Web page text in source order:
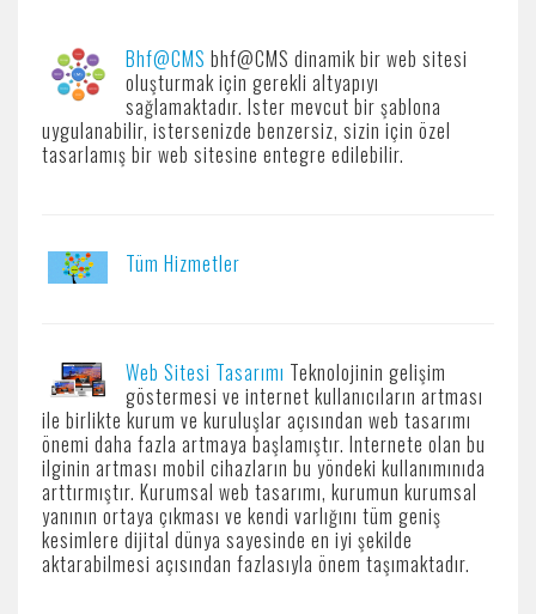
Bhf@CMS bhf@CMS dinamik bir web sitesi
oluşturmak için gerekli altyapıyı
sağlamaktadır. Ister mevcut bir şablona
uygulanabilir, istersenizde benzersiz, sizin için özel
tasarlamış bir web sitesine entegre edilebilir.
Tüm Hizmetler
Web Sitesi Tasarımı Teknolojinin gelişim
göstermesi ve internet kullanıcıların artması
ile birlikte kurum ve kuruluşlar açısından web tasarımı
önemi daha fazla artmaya başlamıştır. Internete olan bu
ilginin artması mobil cihazların bu yöndeki kullanımınıda
arttırmıştır. Kurumsal web tasarımı, kurumun kurumsal
yanının ortaya çıkması ve kendi varlığını tüm geniş
kesimlere dijital dünya sayesinde en iyi şekilde
aktarabilmesi açısından fazlasıyla önem taşımaktadır.